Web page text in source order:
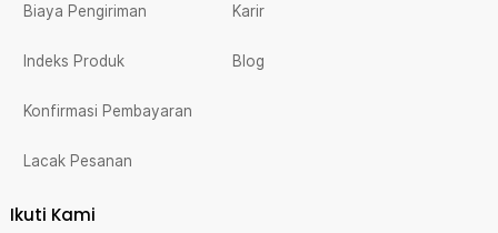
Biaya Pengiriman
Indeks Produk
Konfirmasi Pembayaran
Lacak Pesanan
Karir
Blog
Ikuti Kami